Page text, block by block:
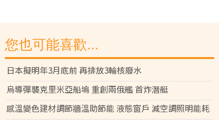
您也可能喜歡...
日本擬明年3月底前 再排放3輪核廢水
烏導彈襲克里米亞船塢 重創兩俄艦 首炸潛艇
感溫變色建材調節牆溫助節能 液態窗戶 減空調照明能耗